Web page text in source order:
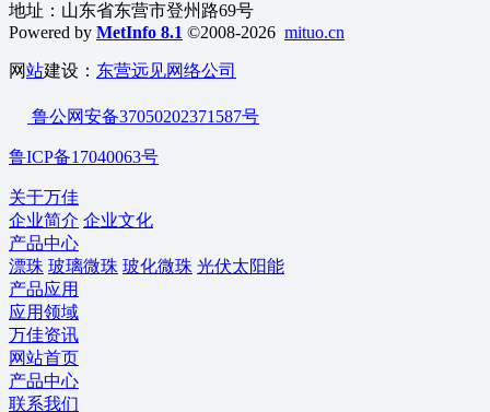
地址：山东省东营市登州路69号
Powered by MetInfo 8.1 ©2008-2026 mituo.cn
网站建设： 东营远见网络公司
鲁公网安备37050202371587号
鲁ICP备17040063号
关于万佳
企业简介 企业文化
产品中心
漂珠 玻璃微珠 玻化微珠 光伏太阳能
产品应用
应用领域
万佳资讯
网站首页
产品中心
联系我们